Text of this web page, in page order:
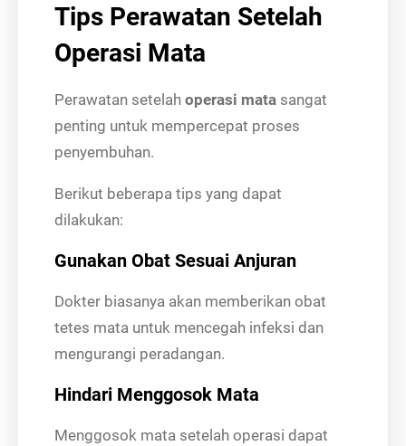
Tips Perawatan Setelah
Operasi Mata
Perawatan setelah operasi mata sangat
penting untuk mempercepat proses
penyembuhan.
Berikut beberapa tips yang dapat
dilakukan:
Gunakan Obat Sesuai Anjuran
Dokter biasanya akan memberikan obat
tetes mata untuk mencegah infeksi dan
mengurangi peradangan.
Hindari Menggosok Mata
Menggosok mata setelah operasi dapat